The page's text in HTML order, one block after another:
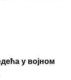
у војном